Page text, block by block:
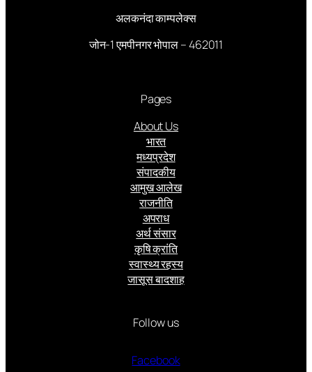
अलकनंदा काम्पलेक्स
जोन-1 एमपीनगर भोपाल – 462011
Pages
About Us
भारत
मध्यप्रदेश
संपादकीय
आमुख आलेख
राजनीति
अपराध
अर्थ संसार
कृषि क्रांति
स्वास्थ्य रहस्य
जासूस बादशाह
Follow us
Facebook